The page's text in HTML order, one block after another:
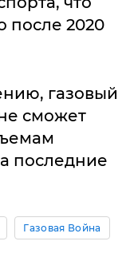
после 2020
газовый
сможет
последние
Газовая Война